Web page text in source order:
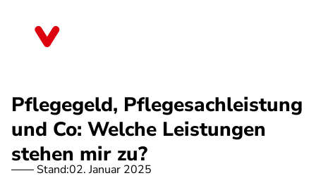
Pflegegeld, Pflegesachleistung
und Co: Welche Leistungen
stehen mir zu?
Stand:02. Januar 2025